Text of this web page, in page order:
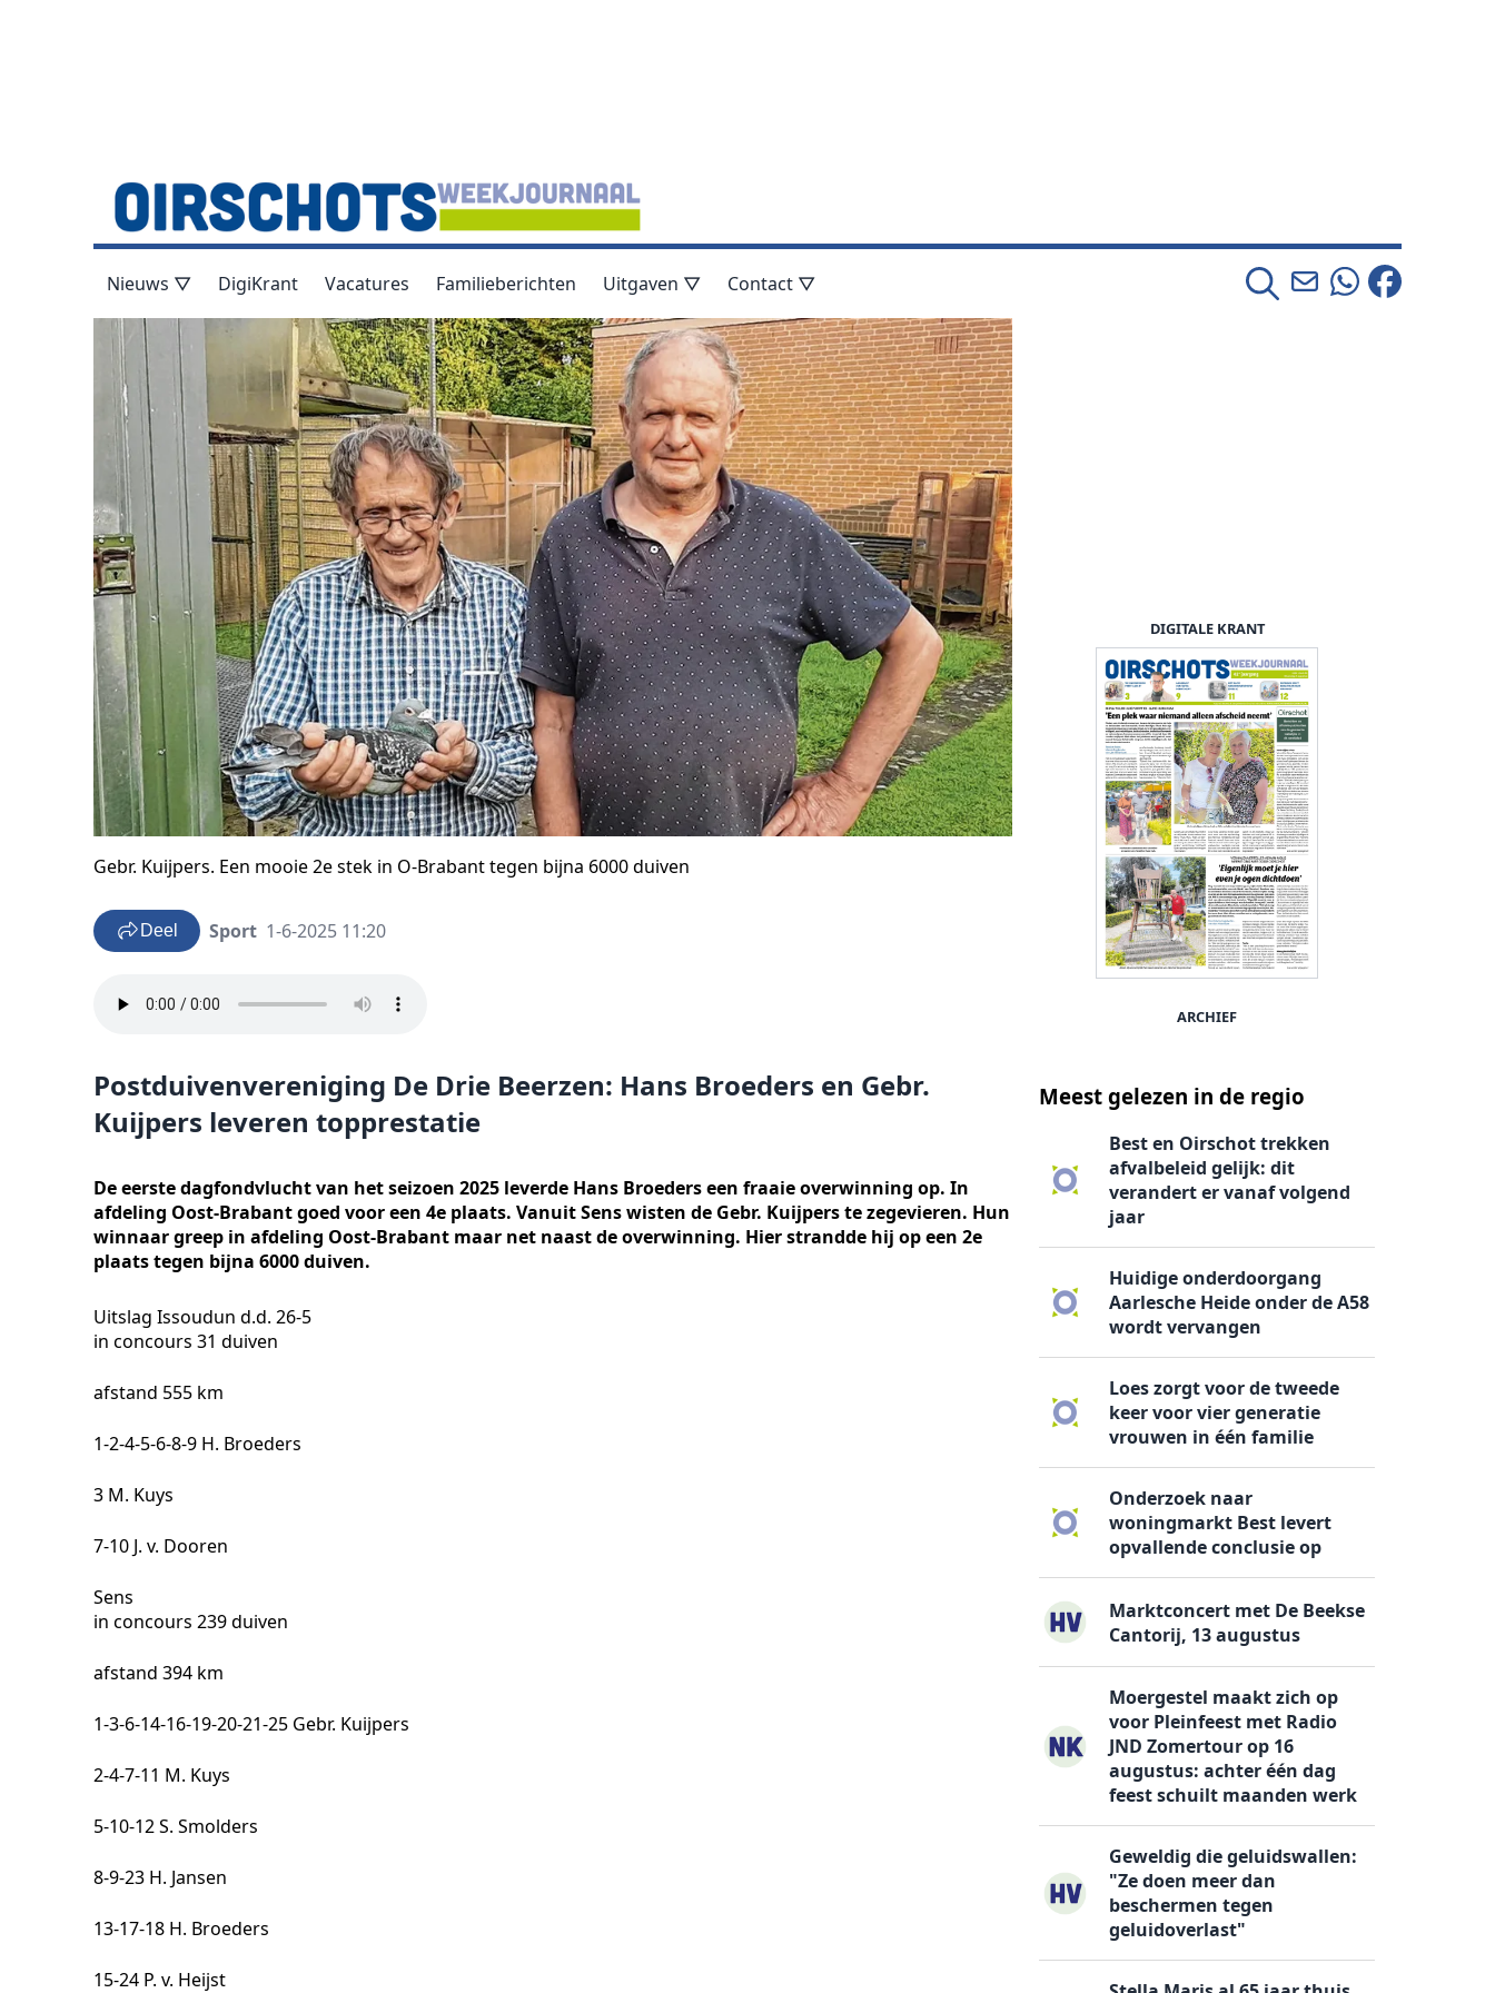
Nieuws ▽ DigiKrant Vacatures Familieberichten Uitgaven ▽ Contact ▽
Gebr. Kuijpers. Een mooie 2e stek in O-Brabant tegen bijna 6000 duiven
Deel Sport 1-6-2025 11:20
Postduivenvereniging De Drie Beerzen: Hans Broeders en Gebr.
Kuijpers leveren topprestatie
De eerste dagfondvlucht van het seizoen 2025 leverde Hans Broeders een fraaie overwinning op. In
afdeling Oost-Brabant goed voor een 4e plaats. Vanuit Sens wisten de Gebr. Kuijpers te zegevieren. Hun
winnaar greep in afdeling Oost-Brabant maar net naast de overwinning. Hier strandde hij op een 2e
plaats tegen bijna 6000 duiven.
Uitslag Issoudun d.d. 26-5
in concours 31 duiven
afstand 555 km
1-2-4-5-6-8-9 H. Broeders
3 M. Kuys
7-10 J. v. Dooren
Sens
in concours 239 duiven
afstand 394 km
1-3-6-14-16-19-20-21-25 Gebr. Kuijpers
2-4-7-11 M. Kuys
5-10-12 S. Smolders
8-9-23 H. Jansen
13-17-18 H. Broeders
15-24 P. v. Heijst
DIGITALE KRANT
ARCHIEF
Meest gelezen in de regio
Best en Oirschot trekken
afvalbeleid gelijk: dit
verandert er vanaf volgend
jaar
Huidige onderdoorgang
Aarlesche Heide onder de A58
wordt vervangen
Loes zorgt voor de tweede
keer voor vier generatie
vrouwen in één familie
Onderzoek naar
woningmarkt Best levert
opvallende conclusie op
Marktconcert met De Beekse
Cantorij, 13 augustus
Moergestel maakt zich op
voor Pleinfeest met Radio
JND Zomertour op 16
augustus: achter één dag
feest schuilt maanden werk
Geweldig die geluidswallen:
"Ze doen meer dan
beschermen tegen
geluidoverlast"